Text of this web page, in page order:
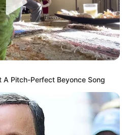
A Pitch-Perfect Beyonce Song